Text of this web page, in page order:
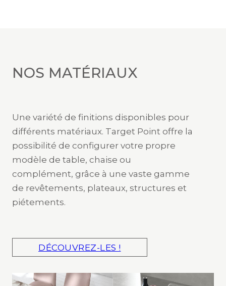
NOS MATÉRIAUX
Une variété de finitions disponibles pour
différents matériaux. Target Point offre la
possibilité de configurer votre propre
modèle de table, chaise ou
complément, grâce à une vaste gamme
de revêtements, plateaux, structures et
piétements.
DÉCOUVREZ-LES !